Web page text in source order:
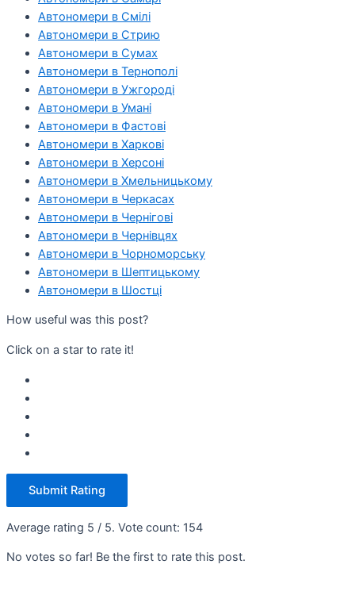
Автономери в Смілі
Автономери в Стрию
Автономери в Сумах
Автономери в Тернополі
Автономери в Ужгороді
Автономери в Умані
Автономери в Фастові
Автономери в Харкові
Автономери в Херсоні
Автономери в Хмельницькому
Автономери в Черкасах
Автономери в Чернігові
Автономери в Чернівцях
Автономери в Чорноморську
Автономери в Шептицькому
Автономери в Шостці
How useful was this post?
Click on a star to rate it!
Submit Rating
Average rating 5 / 5. Vote count: 154
No votes so far! Be the first to rate this post.